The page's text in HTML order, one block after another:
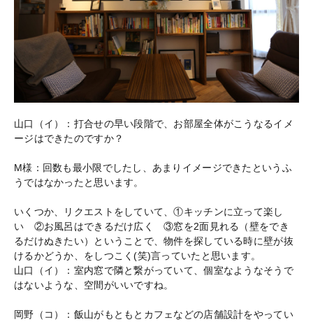
山口（イ）：打合せの早い段階で、お部屋全体がこうなるイメ
ージはできたのですか？
M様：回数も最小限でしたし、あまりイメージできたというふ
うではなかったと思います。
いくつか、リクエストをしていて、①キッチンに立って楽し
い ②お風呂はできるだけ広く ③窓を2面見れる（壁をでき
るだけぬきたい）ということで、物件を探している時に壁が抜
けるかどうか、をしつこく(笑)言っていたと思います。
山口（イ）：室内窓で隣と繋がっていて、個室なようなそうで
はないような、空間がいいですね。
岡野（コ）：飯山がもともとカフェなどの店舗設計をやってい